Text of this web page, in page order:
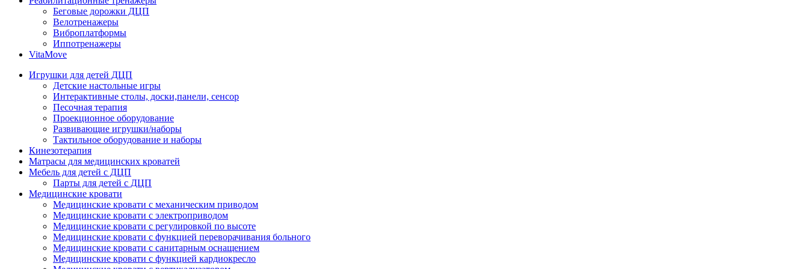
Беговые дорожки ДЦП
Велотренажеры
Виброплатформы
Иппотренажеры
VitaMove
Игрушки для детей ДЦП
Детские настольные игры
Интерактивные столы, доски,панели, сенсор
Песочная терапия
Проекционное оборудование
Развивающие игрушки/наборы
Тактильное оборудование и наборы
Кинезотерапия
Матрасы для медицинских кроватей
Мебель для детей с ДЦП
Парты для детей с ДЦП
Медицинские кровати
Медицинские кровати с механическим приводом
Медицинские кровати с электроприводом
Медицинские кровати с регулировкой по высоте
Медицинские кровати с функцией переворачивания больного
Медицинские кровати с санитарным оснащением
Медицинские кровати с функцией кардиокресло